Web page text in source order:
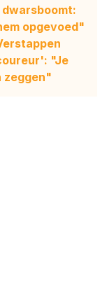
opgevoed"
"Je
zeggen"